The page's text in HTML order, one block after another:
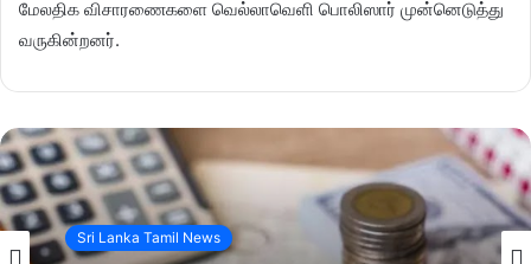
மேலதிக விசாரணைகளை வெல்லாவெளி பொலிஸார் முன்னெடுத்து
வருகின்றனர்.
Sri Lanka Tamil News